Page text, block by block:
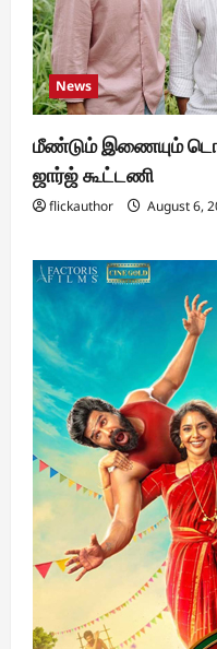
News
மீண்டும் இணையும்
ஜார்ஜ் கூட்டணி
flickauthor August 6,